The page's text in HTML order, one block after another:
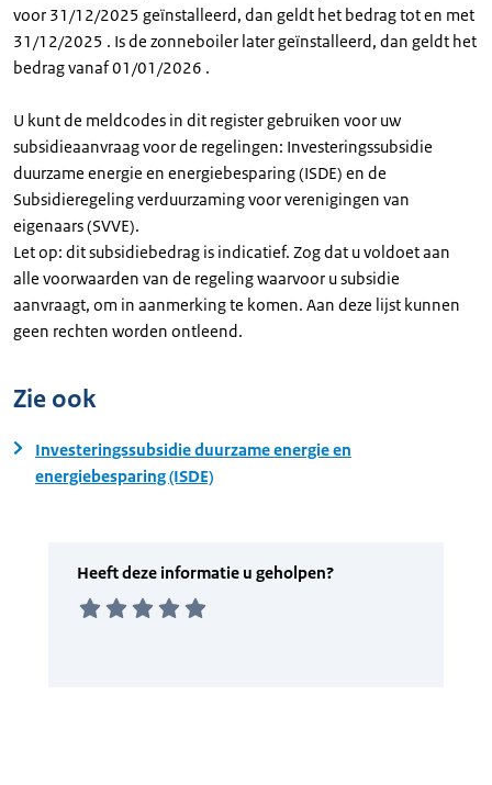
voor 31/12/2025 geïnstalleerd, dan geldt het bedrag tot en met
31/12/2025 . Is de zonneboiler later geïnstalleerd, dan geldt het
bedrag vanaf 01/01/2026 .
U kunt de meldcodes in dit register gebruiken voor uw
subsidieaanvraag voor de regelingen: Investeringssubsidie
duurzame energie en energiebesparing (ISDE) en de
Subsidieregeling verduurzaming voor verenigingen van
eigenaars (SVVE).
Let op: dit subsidiebedrag is indicatief. Zog dat u voldoet aan
alle voorwaarden van de regeling waarvoor u subsidie
aanvraagt, om in aanmerking te komen. Aan deze lijst kunnen
geen rechten worden ontleend.
Zie ook
Investeringssubsidie duurzame energie en
energiebesparing (ISDE)